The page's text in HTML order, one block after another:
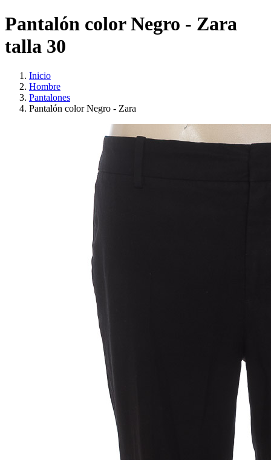
Pantalón color Negro - Zara
talla 30
Inicio
Hombre
Pantalones
Pantalón color Negro - Zara